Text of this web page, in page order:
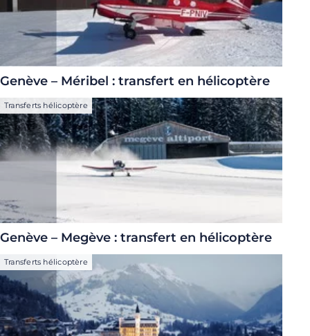
Genève – Méribel : transfert en hélicoptère
Transferts hélicoptère
Genève – Megève : transfert en hélicoptère
Transferts hélicoptère